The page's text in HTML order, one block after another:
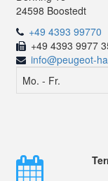
24598 Boostedt
+49 4393 99770
+49 4393 9977
info@peugeot-
Mo. - Fr.